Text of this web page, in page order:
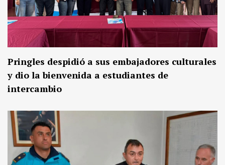
Pringles despidió a sus embajadores culturales
y dio la bienvenida a estudiantes de
intercambio